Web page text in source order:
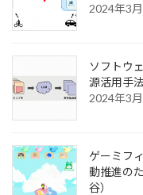
2024年3
ソフトウ
源活用手
2024年3
ゲーミフ
動推進の
谷）